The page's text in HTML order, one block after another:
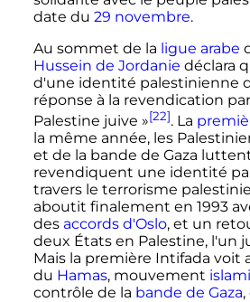
date du 29 novembre.
Au sommet de la ligue arabe
Hussein de Jordanie déclara
d'une identité palestinienne
réponse à la revendication
Palestine juive »[22]. La
la même année, les
et de la bande de Gaza
revendiquent une identité
travers le terrorisme
aboutit finalement en 1993
des accords d'Oslo, et un
deux États en Palestine, l'un
Mais la première Intifada voit
du Hamas, mouvement
contrôle de la bande de Gaza